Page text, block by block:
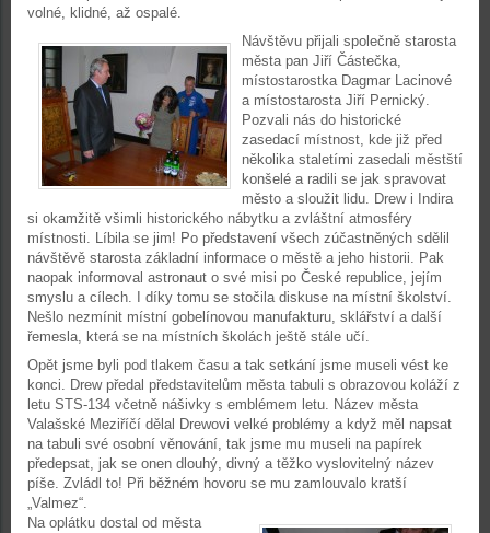
volné, klidné, až ospalé.
Návštěvu přijali společně starosta
města pan Jiří Částečka,
místostarostka Dagmar Lacinové
a místostarosta Jiří Pernický.
Pozvali nás do historické
zasedací místnost, kde již před
několika staletími zasedali městští
konšelé a radili se jak spravovat
město a sloužit lidu. Drew i Indira
si okamžitě všimli historického nábytku a zvláštní atmosféry
místnosti. Líbila se jim! Po představení všech zúčastněných sdělil
návštěvě starosta základní informace o městě a jeho historii. Pak
naopak informoval astronaut o své misi po České republice, jejím
smyslu a cílech. I díky tomu se stočila diskuse na místní školství.
Nešlo nezmínit místní gobelínovou manufakturu, sklářství a další
řemesla, která se na místních školách ještě stále učí.
Opět jsme byli pod tlakem času a tak setkání jsme museli vést ke
konci. Drew předal představitelům města tabuli s obrazovou koláží z
letu STS-134 včetně nášivky s emblémem letu. Název města
Valašské Meziříčí dělal Drewovi velké problémy a když měl napsat
na tabuli své osobní věnování, tak jsme mu museli na papírek
předepsat, jak se onen dlouhý, divný a těžko vyslovitelný název
píše. Zvládl to! Při běžném hovoru se mu zamlouvalo kratší
„Valmez“.
Na oplátku dostal od města